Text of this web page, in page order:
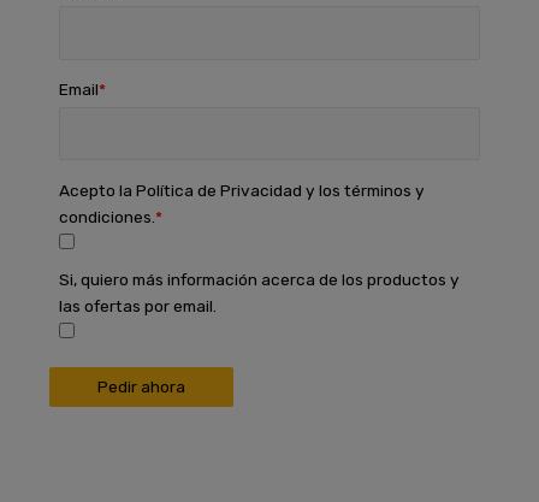
Email
Acepto la Política de Privacidad y los términos y
condiciones.
Si, quiero más información acerca de los productos y
las ofertas por email.
Pedir ahora